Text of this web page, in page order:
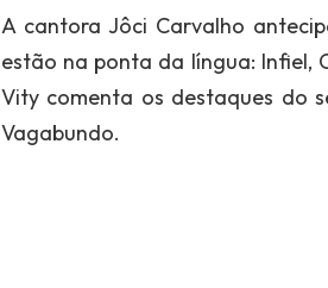
A cantora Jôci Carvalho
estão na ponta da língua: Infiel,
Vity comenta os destaques do
Vagabundo.